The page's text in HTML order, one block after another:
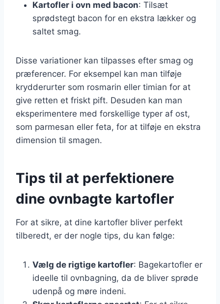
Kartofler i ovn med bacon: Tilsæt
sprødstegt bacon for en ekstra lækker og
saltet smag.
Disse variationer kan tilpasses efter smag og
præferencer. For eksempel kan man tilføje
krydderurter som rosmarin eller timian for at
give retten et friskt pift. Desuden kan man
eksperimentere med forskellige typer af ost,
som parmesan eller feta, for at tilføje en ekstra
dimension til smagen.
Tips til at perfektionere
dine ovnbagte kartofler
For at sikre, at dine kartofler bliver perfekt
tilberedt, er der nogle tips, du kan følge:
Vælg de rigtige kartofler: Bagekartofler er
ideelle til ovnbagning, da de bliver sprøde
udenpå og møre indeni.